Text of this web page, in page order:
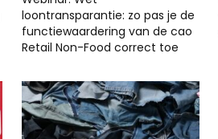
loontransparantie: zo pas je de
functiewaardering van de cao
Retail Non-Food correct toe